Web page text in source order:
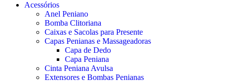
Acessórios
Anel Peniano
Bomba Clitoriana
Caixas e Sacolas para Presente
Capas Penianas e Massageadoras
Capa de Dedo
Capa Peniana
Cinta Peniana Avulsa
Extensores e Bombas Penianas